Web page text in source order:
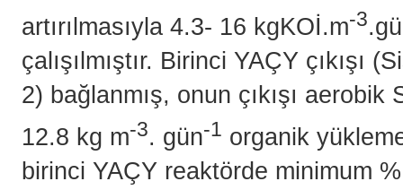
artırılmasıyla 4.3- 16 kgKOİ.m-3
çalışılmıştır. Birinci YAÇY
2) bağlanmış, onun çıkışı
12.8 kg m-3. gün-1 organik
birinci YAÇY reaktörde minimum